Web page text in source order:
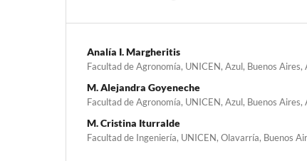
Analía I. Margheritis
Facultad de Agronomía, UNICEN, Azul, Buenos Aires,
M. Alejandra Goyeneche
Facultad de Agronomía, UNICEN, Azul, Buenos Aires,
M. Cristina Iturralde
Facultad de Ingeniería, UNICEN, Olavarría, Buenos